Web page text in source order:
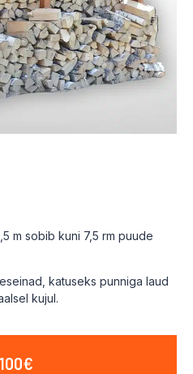
m sobib kuni 7,5 rm puude
katuseks punniga laud
kujul.